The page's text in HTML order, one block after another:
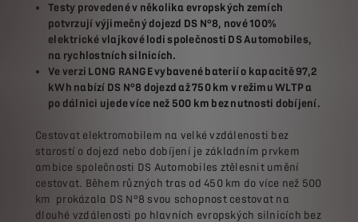
Testy provedené v několika evropských zemích
potvrzují výjimečný dojezd DS N°8, nové 100%
elektrické vlajkové lodi společnosti DS Automobiles,
na rychlostních silnicích.
Ve verzi LONG RANGE vybavené baterií o kapacitě 97,2
kWh nabízí DS N°8 dojezd až 750 km v režimu WLTP a
po dálnici ujede více než 500 km bez nutnosti dobíjení.
Cestovat elektromobilem na velké vzdálenosti bez
starostí o dojezd nebo dobíjení je základním prvkem
ambice společnosti DS Automobiles ztělesnit umění
cestovat. Během různých tras od 450 km do více než 500
km prokázala DS N°8 svou schopnost cestovat na
dlouhé vzdálenosti po hlavních evropských silnicích bez